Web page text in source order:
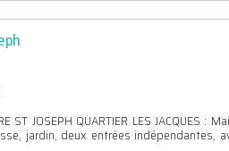
ST JOSEPH QUARTIER LES JACQUES
jardin, deux entrées indépendantes,